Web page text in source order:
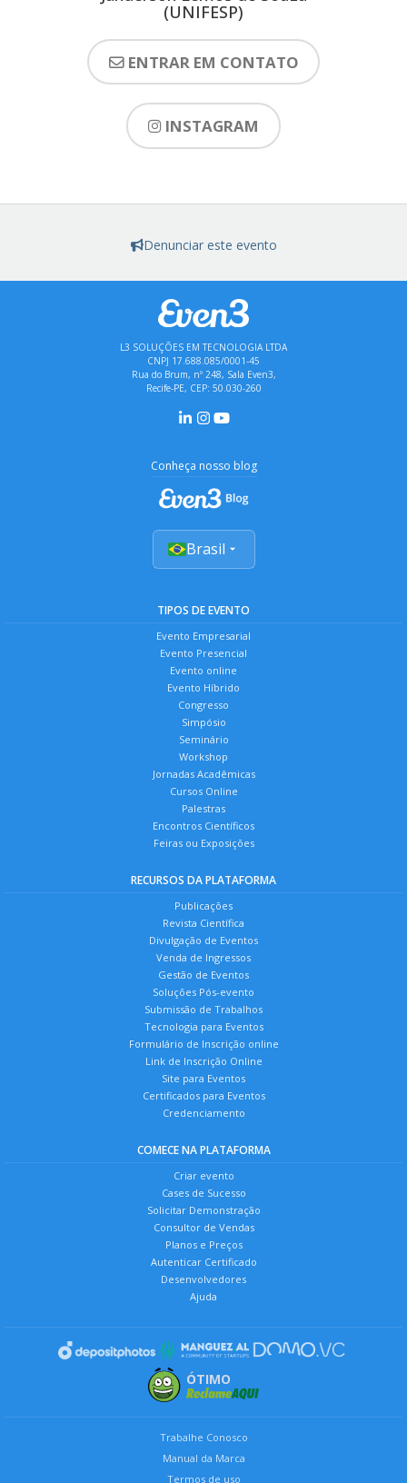
(UNIFESP)
ENTRAR EM CONTATO
INSTAGRAM
Denunciar este evento
L3 SOLUÇÕES EM TECNOLOGIA LTDA
CNPJ 17.688.085/0001-45
Rua do Brum, nº 248, Sala Even3,
Recife-PE, CEP: 50.030-260
Conheça nosso blog
Brasil
TIPOS DE EVENTO
Evento Empresarial
Evento Presencial
Evento online
Evento Híbrido
Congresso
Simpósio
Seminário
Workshop
Jornadas Acadêmicas
Cursos Online
Palestras
Encontros Científicos
Feiras ou Exposições
RECURSOS DA PLATAFORMA
Publicações
Revista Científica
Divulgação de Eventos
Venda de Ingressos
Gestão de Eventos
Soluções Pós-evento
Submissão de Trabalhos
Tecnologia para Eventos
Formulário de Inscrição online
Link de Inscrição Online
Site para Eventos
Certificados para Eventos
Credenciamento
COMECE NA PLATAFORMA
Criar evento
Cases de Sucesso
Solicitar Demonstração
Consultor de Vendas
Planos e Preços
Autenticar Certificado
Desenvolvedores
Ajuda
ÓTIMO
Trabalhe Conosco
Manual da Marca
Termos de uso